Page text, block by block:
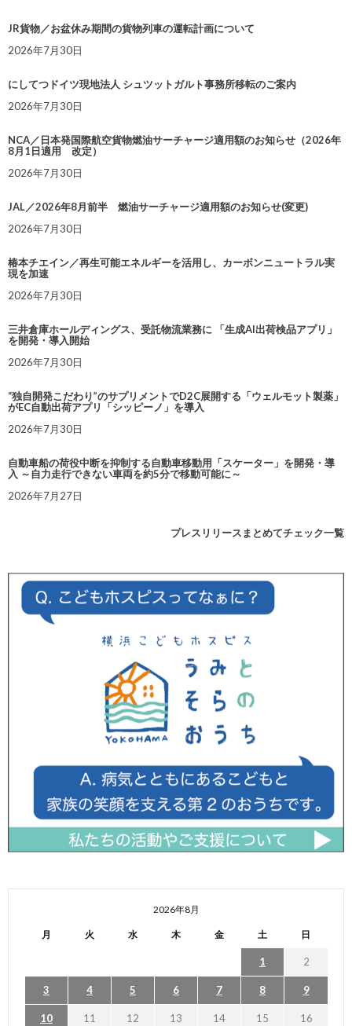
JR貨物／お盆休み期間の貨物列車の運転計画について
2026年7月30日
にしてつドイツ現地法人 シュツットガルト事務所移転のご案内
2026年7月30日
NCA／日本発国際航空貨物燃油サーチャージ適用額のお知らせ（2026年
8月1日適用 改定）
2026年7月30日
JAL／2026年8月前半 燃油サーチャージ適用額のお知らせ(変更)
2026年7月30日
椿本チエイン／再生可能エネルギーを活用し、カーボンニュートラル実
現を加速
2026年7月30日
三井倉庫ホールディングス、受託物流業務に 「生成AI出荷検品アプリ」
を開発・導入開始
2026年7月30日
“独自開発こだわり”のサプリメントでD2C展開する「ウェルモット製薬」
がEC自動出荷アプリ「シッピーノ」を導入
2026年7月30日
自動車船の荷役中断を抑制する自動車移動用「スケーター」を開発・導
入 ～自力走行できない車両を約5分で移動可能に～
2026年7月27日
プレスリリースまとめてチェック一覧
2026年8月
月 火 水 木 金 土 日
1 2
3 4 5 6 7 8 9
10 11 12 13 14 15 16